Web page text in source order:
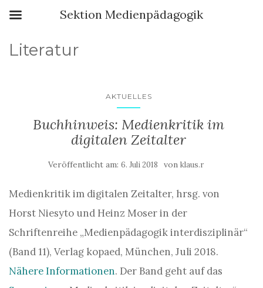
Literatur
AKTUELLES
Buchhinweis: Medienkritik im
digitalen Zeitalter
Veröffentlicht am: 6. Juli 2018 von klaus.r
Medienkritik im digitalen Zeitalter, hrsg. von
Horst Niesyto und Heinz Moser in der
Schriftenreihe „Medienpädagogik interdisziplinär“
(Band 11), Verlag kopaed, München, Juli 2018.
Nähere Informationen. Der Band geht auf das
Sektion Medienpädagogik